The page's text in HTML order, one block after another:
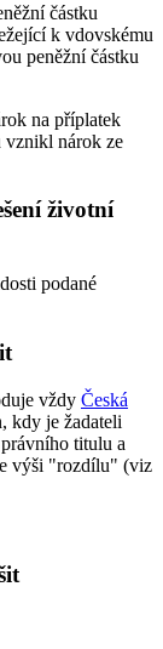
částku
k vdovskému
peněžní částku
na příplatek
vznikl nárok ze
životní
podané
vždy Česká
kdy je žadateli
titulu a
výši "rozdílu" (viz